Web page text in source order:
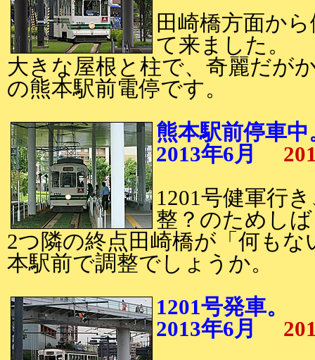
田崎橋方面か
て来ました。
大きな屋根と柱で、奇麗だが
の熊本駅前電停です。
熊本駅前停車中
2013年6月
1201号健軍行
整？のためし
2つ隣の終点田崎橋が「何も
本駅前で調整でしょうか。
1201号発車。
2013年6月